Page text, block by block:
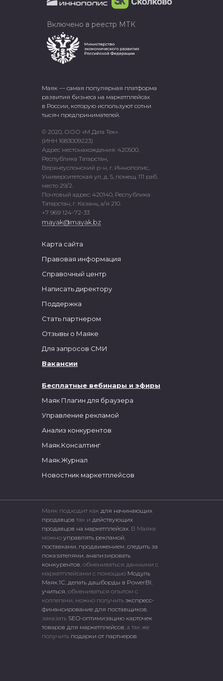
Маяк — самая популярная платформа
развития бизнеса на маркетплейсах
в России, которую используют сотни
тысяч предпринимателей.
© 2020, ООО «М Дата Тек»
(ИНН 1683009223)
Адрес местонахождения: 420500,
Республика Татарстан,
Верхнеуслонский р-н, г. Иннополис,
Университетская ул, д. 5, помещ. 111 раб.
место 29/2.
Почтовый адрес: 420140, Республика
Татарстан, г. Казань, а/я 210.
+7 969 124-72-33
mayak@mayak.bz
Бесплатные вебинары и эфиры
Маяк Плагин для браузера
Управление рекламой
Анализ конкурентов
Маяк.Консалтинг
Маяк.Журнал
Новостник маркетплейсов
Карта сайта
Правовая информация
Справочный центр
Написать директору
Поддержка
Стать партнером
Отзывы о Маяке
Для запросов СМИ
Вакансии
Включено в реестр МТК
Маяк подходит как для начинающих
продавцов так и действующих
продавцов на маркетплейсах. В Маяке
можно управлять рекламой
поставками продвижением следить за
показателями анализировать
конкурентов , обмениваться данными с
маркетплейсами c помощью Модуль
Маяк.1С делать дашборды в PowerBI
учиться , обмениваться опытом с
коллегами, можно получить экспресс-
финансирование для поставщиков
заказать SEO-оптимизацию карточек
товаров для маркетплейсов , а так же
получить подарки от партнеров